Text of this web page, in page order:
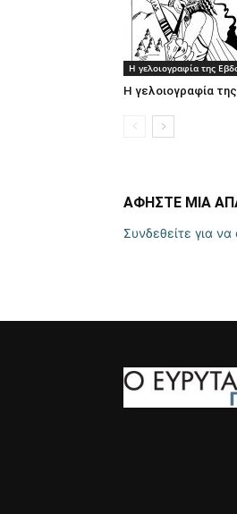
Η γελοιογραφία της
Η γελοιογραφία
ΑΦΗΣΤΕ ΜΙΑ
Συνδεθείτε για